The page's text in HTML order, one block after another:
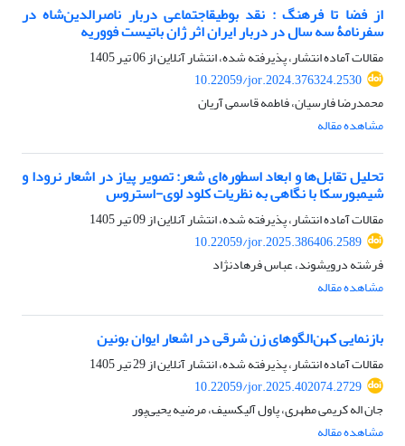
از فضا تا فرهنگ : نقد بوطیقاجتماعی دربار ناصرالدین‌شاه در
سفرنامۀ سه سال در دربار ایران اثر ژان باتیست فووریه
مقالات آماده انتشار، پذیرفته شده، انتشار آنلاین از06 تیر 1405
10.22059/jor.2024.376324.2530
محمدرضا فارسیان، فاطمه قاسمی آریان
مشاهده مقاله
تحلیل تقابل‌ها و ابعاد اسطوره‌‌ای شعر: تصویر پیاز در اشعار نرودا و
شیمبورسکا با نگاهی به نظریات کلود لوی-استروس
مقالات آماده انتشار، پذیرفته شده، انتشار آنلاین از09 تیر 1405
10.22059/jor.2025.386406.2589
فرشته درویشوند، عباس فرهادنژاد
مشاهده مقاله
بازنمایی کهن‌الگوهای زن شرقی در اشعار ایوان بونین
مقالات آماده انتشار، پذیرفته شده، انتشار آنلاین از29 تیر 1405
10.22059/jor.2025.402074.2729
جان اله کریمی مطهری، پاول آلیکسیف، مرضیه یحیی‌پور
مشاهده مقاله